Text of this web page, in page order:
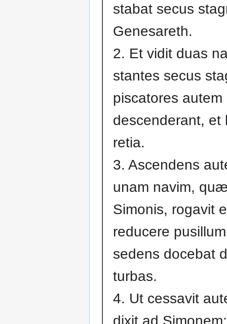
stabat secus
Genesareth.
2. Et vidit duas
stantes secus
piscatores autem
descenderant, et
retia.
3. Ascendens
unam navim,
Simonis, rogavit
reducere
sedens docebat
turbas.
4. Ut cessavit
dixit ad